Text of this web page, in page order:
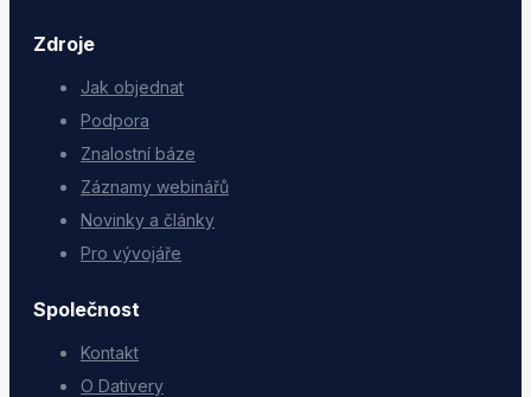
Zdroje
Jak objednat
Podpora
Znalostní báze
Záznamy webinářů
Novinky a články
Pro vývojáře
Společnost
Kontakt
O Dativery